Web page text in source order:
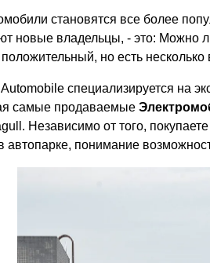
становятся все более
новые владельцы, - это: Можно
но есть
специализируется на
самые продаваемые
Независимо от того,
автопарке, понимание